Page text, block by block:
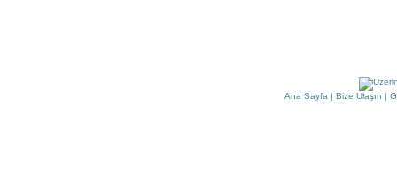
Ana Sayfa | Bize Ulaşın |